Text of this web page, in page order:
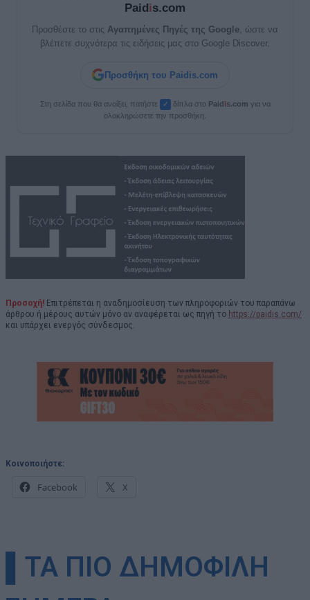
Paidis.com
Προσθέστε το στις Αγαπημένες Πηγές της Google , ώστε να
βλέπετε συχνότερα τις ειδήσεις μας στο Google Discover.
Προσθήκη του Paidis.com
Στη σελίδα που θα ανοίξει, πατήστε ✓ δίπλα στο Paidis.com για να
ολοκληρώσετε την προσθήκη.
Προσοχή! Επιτρέπεται η αναδημοσίευση των πληροφοριών του παραπάνω
άρθρου ή μέρους αυτών μόνο αν αναφέρεται ως πηγή το https://paidis.com/
και υπάρχει ενεργός σύνδεσμος.
Κοινοποιήστε:
Facebook X
▌ΤΑ ΠΙΟ ΔΗΜΟΦΙΛΗ